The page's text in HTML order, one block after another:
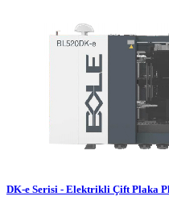
DK-e Serisi - Elektrikli Çift Plaka